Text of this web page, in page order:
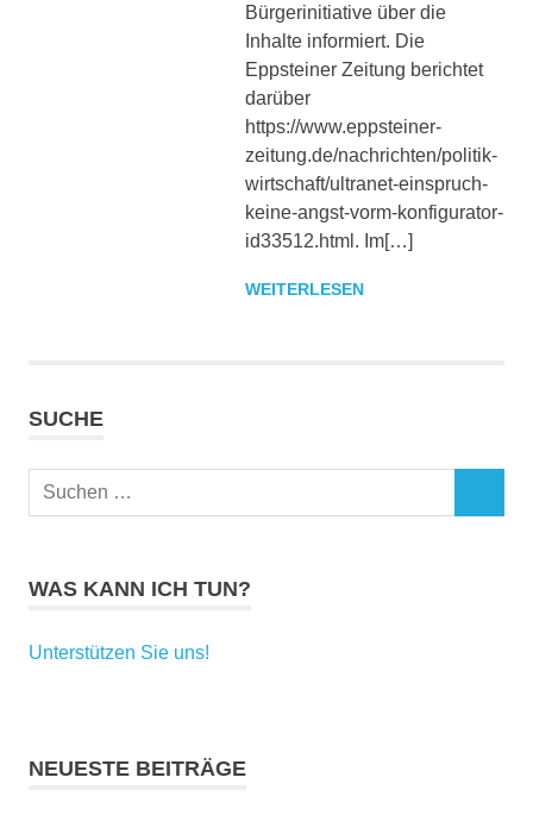
Bürgerinitiative über die
Inhalte informiert. Die
Eppsteiner Zeitung berichtet
darüber
https://www.eppsteiner-
zeitung.de/nachrichten/politik-
wirtschaft/ultranet-einspruch-
keine-angst-vorm-konfigurator-
id33512.html. Im[…]
WEITERLESEN
SUCHE
Suchen
WAS KANN ICH TUN?
Unterstützen Sie uns!
NEUESTE BEITRÄGE